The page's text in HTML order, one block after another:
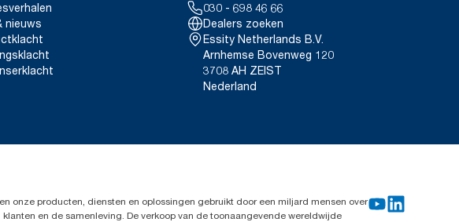
nieuws
030 - 698 46 66
Dealers zoeken
Essity Netherlands B.V.
Arnhemse Bovenweg 120
3708 AH ZEIST
Nederland
onze producten, diensten en oplossingen gebruikt door een miljard mensen over
en de samenleving. De verkoop van de toonaangevende wereldwijde